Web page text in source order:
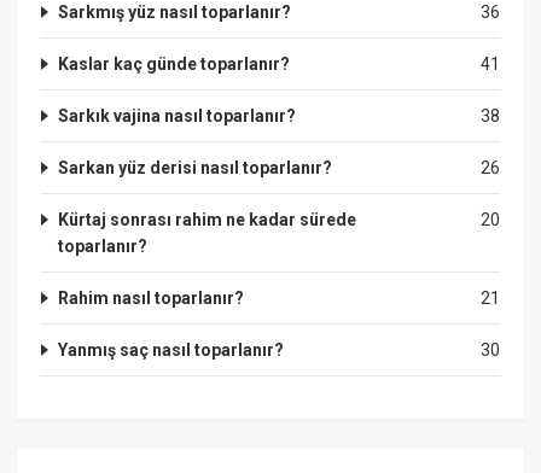
36
Sarkmış yüz nasıl toparlanır?
41
Kaslar kaç günde toparlanır?
38
Sarkık vajina nasıl toparlanır?
26
Sarkan yüz derisi nasıl toparlanır?
20
Kürtaj sonrası rahim ne kadar sürede
toparlanır?
21
Rahim nasıl toparlanır?
30
Yanmış saç nasıl toparlanır?